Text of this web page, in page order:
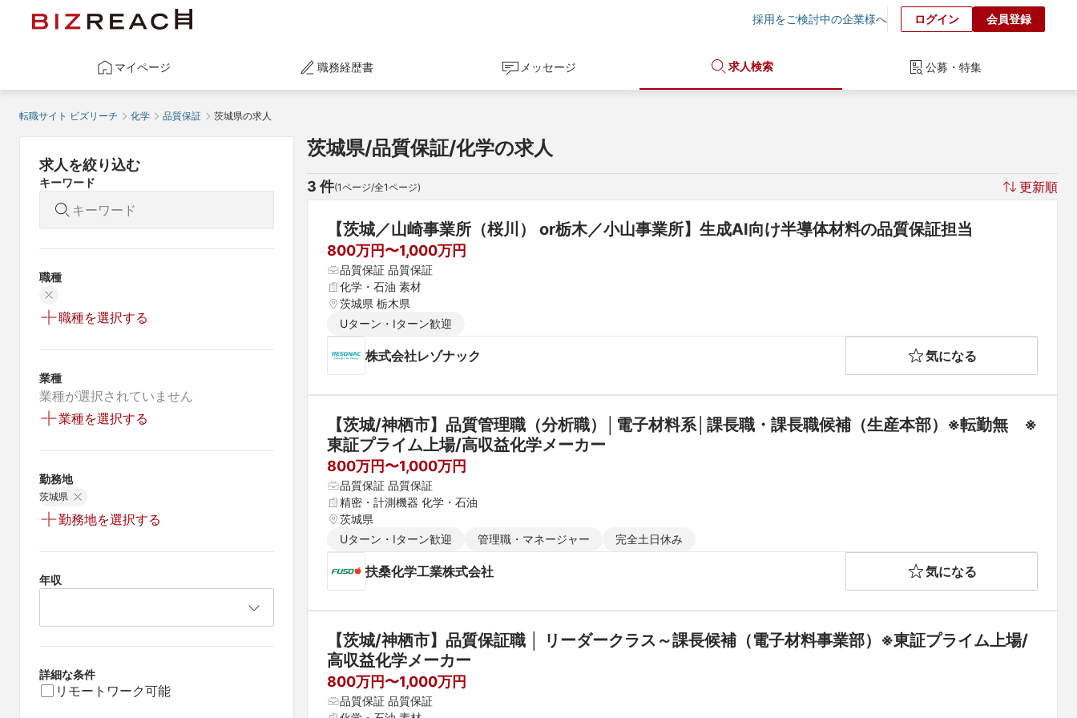
採用をご検討中の企業様へ ログイン 会員登録
マイページ 職務経歴書 メッセージ 求人検索 公募・特集
転職サイト ビズリーチ 化学 品質保証 茨城県の求人
求人を絞り込む
キーワード
職種
職種を選択する
業種
業種が選択されていません
業種を選択する
勤務地
茨城県
勤務地を選択する
年収
詳細な条件
リモートワーク可能
茨城県/品質保証/化学の求人
3 件(1ページ/全1ページ) 更新順
【茨城／山崎事業所（桜川） or栃木／小山事業所】生成AI向け半導体材料の品質保証担当
800万円〜1,000万円
品質保証 品質保証
化学・石油 素材
茨城県 栃木県
Uターン・Iターン歓迎
株式会社レゾナック 気になる
【茨城/神栖市】品質管理職（分析職）│電子材料系│課長職・課長職候補（生産本部）※転勤無　※
東証プライム上場/高収益化学メーカー
800万円〜1,000万円
品質保証 品質保証
精密・計測機器 化学・石油
茨城県
Uターン・Iターン歓迎
管理職・マネージャー 完全土日休み
扶桑化学工業株式会社 気になる
【茨城/神栖市】品質保証職 │ リーダークラス～課長候補（電子材料事業部）※東証プライム上場/
高収益化学メーカー
800万円〜1,000万円
品質保証 品質保証